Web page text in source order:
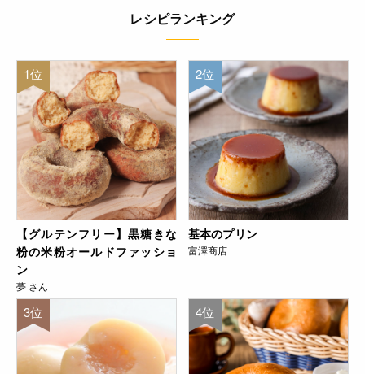
レシピランキング
1位
【グルテンフリー】黒糖きな
粉の米粉オールドファッショ
ン
夢 さん
2位
基本のプリン
富澤商店
3位 4位